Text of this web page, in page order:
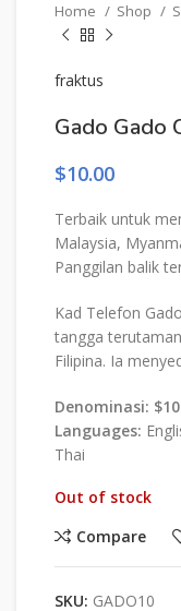
Home Shop
fraktus
Gado Gado
$10.00
Terbaik untuk
Malaysia,
Panggilan balik
Kad Telefon
tangga
Filipina. Ia
Denominasi: $10
Languages:
Thai
Out of stock
Compare
SKU: GADO10